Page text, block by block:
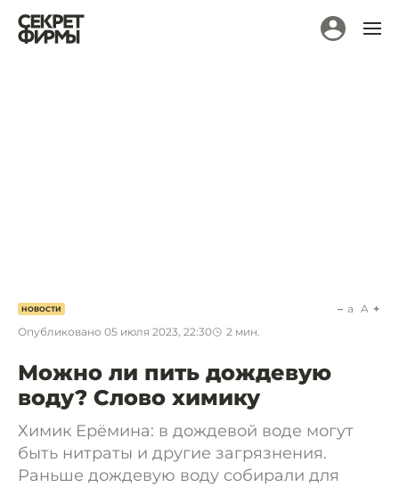
НОВОСТИ
Опубликовано 05 июля 2023, 22:30 2 мин.
a A
Можно ли пить дождевую
воду? Слово химику
Химик Ерёмина: в дождевой воде могут
быть нитраты и другие загрязнения.
Раньше дождевую воду собирали для